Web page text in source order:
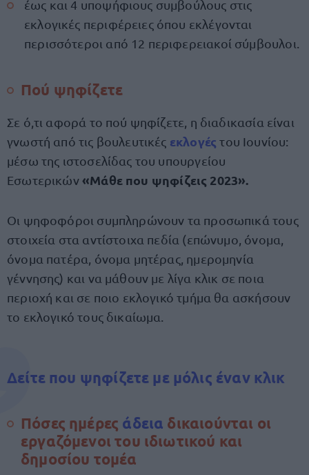
έως και 4 υποψήφιους συμβούλους στις
εκλογικές περιφέρειες όπου εκλέγονται
περισσότεροι από 12 περιφερειακοί σύμβουλοι.
Πού ψηφίζετε
Σε ό,τι αφορά το πού ψηφίζετε, η διαδικασία είναι
γνωστή από τις βουλευτικές εκλογέςτου Ιουνίου:
μέσω της ιστοσελίδας του υπουργείου
Εσωτερικών«Μάθε που ψηφίζεις 2023».
Οι ψηφοφόροι συμπληρώνουν τα προσωπικά τους
στοιχεία στα αντίστοιχα πεδία (επώνυμο, όνομα,
όνομα πατέρα, όνομα μητέρας, ημερομηνία
γέννησης) και να μάθουν με λίγα κλικ σε ποια
περιοχή και σε ποιο εκλογικό τμήμα θα ασκήσουν
το εκλογικό τους δικαίωμα.
Δείτε που ψηφίζετε με μόλις έναν κλικ
Πόσες ημέρες άδεια δικαιούνται οι
εργαζόμενοι του ιδιωτικού και
δημοσίου τομέα